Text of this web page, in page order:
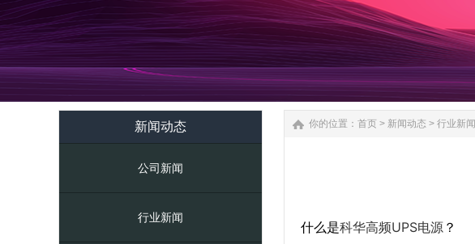
新闻动态
公司新闻
行业新闻
你的位置： 首页 > 新闻动态 > 行业新闻
什么是科华高频UPS电源 ？